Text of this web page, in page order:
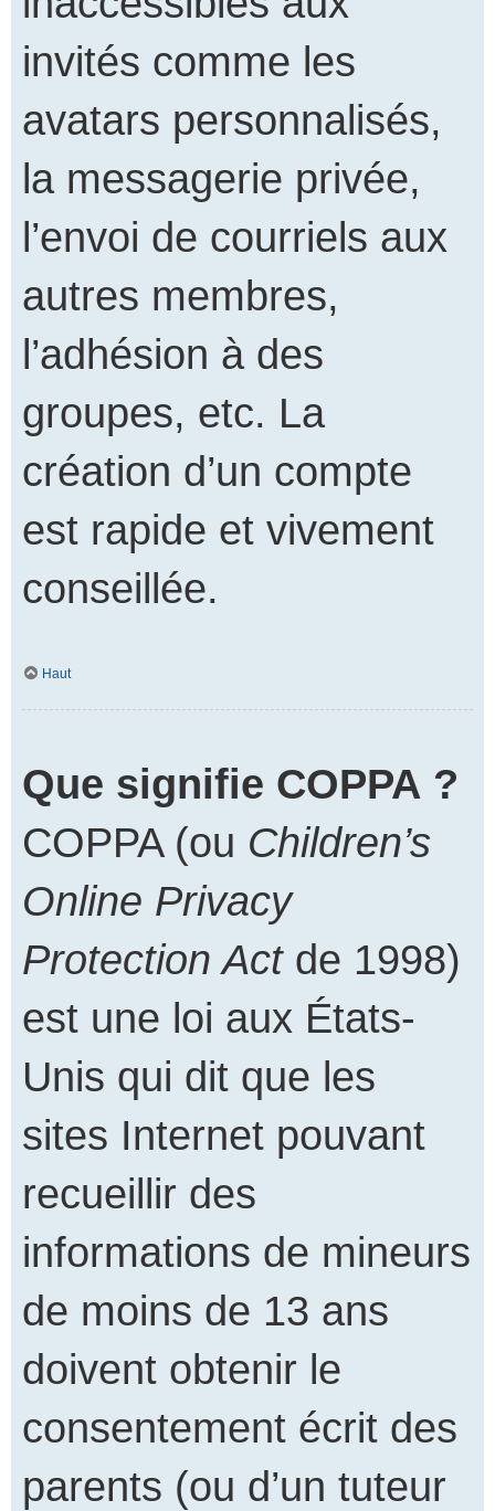
invités comme les
avatars personnalisés,
la messagerie privée,
l’envoi de courriels aux
autres membres,
l’adhésion à des
groupes, etc. La
création d’un compte
est rapide et vivement
conseillée.
Haut
Que signifie COPPA ?
COPPA (ou Children’s
Online Privacy
Protection Actde 1998)
est une loi aux États-
Unis qui dit que les
sites Internet pouvant
recueillir des
informations de mineurs
de moins de 13 ans
doivent obtenir le
consentement écrit des
parents (ou d’un tuteur